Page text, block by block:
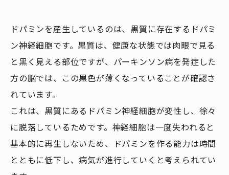
ドパミンを産生しているのは、黒質に存在するドパミ
ン神経細胞です。黒質は、健康な状態では肉眼で見る
と黒く見える部位ですが、パーキンソン病を発症した
方の脳では、この黒色が薄くなっていることが確認さ
れています。
これは、黒質にあるドパミン神経細胞が変性し、徐々
に脱落しているためです。神経細胞は一度失われると
基本的に再生しないため、ドパミンを作る能力は時間
とともに低下し、病気が進行していくと考えられてい